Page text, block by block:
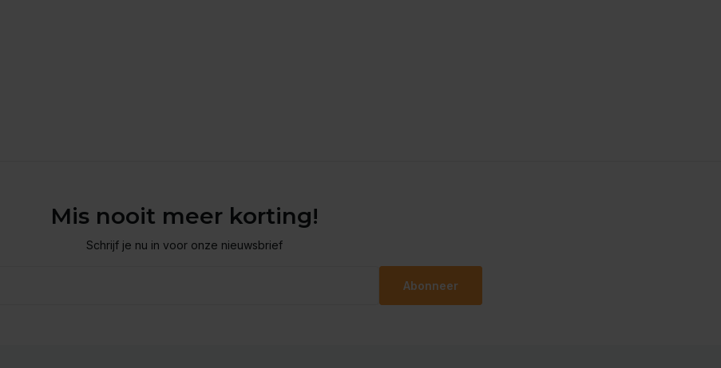
Mis nooit meer korting!
Schrijf je nu in voor onze nieuwsbrief
Abonneer